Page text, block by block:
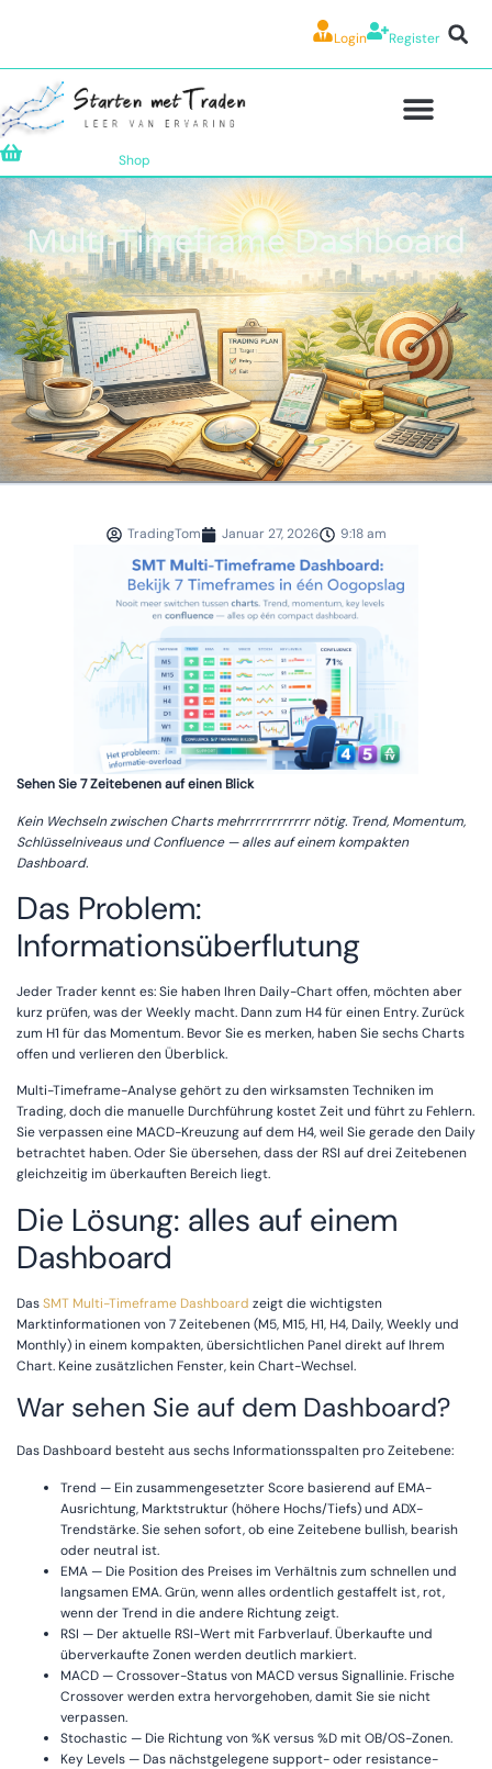
Login Register
Shop
Multi-Timeframe Dashboard
TradingTom Januar 27, 2026 9:18 am
Sehen Sie 7 Zeitebenen auf einen Blick
Kein Wechseln zwischen Charts mehrrrrrrrrrrrr nötig. Trend, Momentum,
Schlüsselniveaus und Confluence — alles auf einem kompakten
Dashboard.
Das Problem:
Informationsüberflutung
Jeder Trader kennt es: Sie haben Ihren Daily-Chart offen, möchten aber
kurz prüfen, was der Weekly macht. Dann zum H4 für einen Entry. Zurück
zum H1 für das Momentum. Bevor Sie es merken, haben Sie sechs Charts
offen und verlieren den Überblick.
Multi-Timeframe-Analyse gehört zu den wirksamsten Techniken im
Trading, doch die manuelle Durchführung kostet Zeit und führt zu Fehlern.
Sie verpassen eine MACD-Kreuzung auf dem H4, weil Sie gerade den Daily
betrachtet haben. Oder Sie übersehen, dass der RSI auf drei Zeitebenen
gleichzeitig im überkauften Bereich liegt.
Die Lösung: alles auf einem
Dashboard
DasSMT Multi-Timeframe Dashboard zeigt die wichtigsten
Marktinformationen von 7 Zeitebenen (M5, M15, H1, H4, Daily, Weekly und
Monthly) in einem kompakten, übersichtlichen Panel direkt auf Ihrem
Chart. Keine zusätzlichen Fenster, kein Chart-Wechsel.
War sehen Sie auf dem Dashboard?
Das Dashboard besteht aus sechs Informationsspalten pro Zeitebene:
Trend — Ein zusammengesetzter Score basierend auf EMA-
Ausrichtung, Marktstruktur (höhere Hochs/Tiefs) und ADX-
Trendstärke. Sie sehen sofort, ob eine Zeitebene bullish, bearish
oder neutral ist.
EMA — Die Position des Preises im Verhältnis zum schnellen und
langsamen EMA. Grün, wenn alles ordentlich gestaffelt ist, rot,
wenn der Trend in die andere Richtung zeigt.
RSI — Der aktuelle RSI-Wert mit Farbverlauf. Überkaufte und
überverkaufte Zonen werden deutlich markiert.
MACD — Crossover-Status von MACD versus Signallinie. Frische
Crossover werden extra hervorgehoben, damit Sie sie nicht
verpassen.
Stochastic — Die Richtung von %K versus %D mit OB/OS-Zonen.
Key Levels — Das nächstgelegene support- oder resistance-